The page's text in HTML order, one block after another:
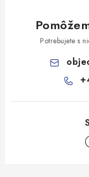
Potrebujete s